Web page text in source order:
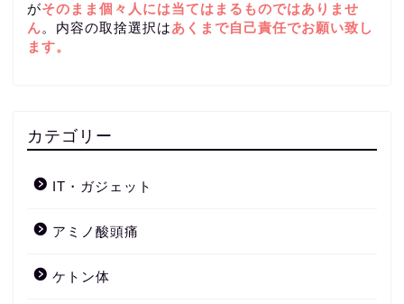
がそのまま個々人には当てはまるものではありませ
ん。内容の取捨選択はあくまで自己責任でお願い致し
ます。
カテゴリー
IT・ガジェット
アミノ酸頭痛
ケトン体